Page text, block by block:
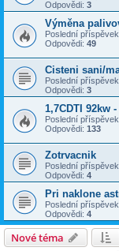
Odpovědi: 3
Výměna
Poslední
Odpovědi: 49
Cisteni sani/
Poslední
Odpovědi: 3
1,7CDTI 92kw
Poslední
Odpovědi: 133
Zotrvacnik
Poslední
Odpovědi: 4
Pri naklone
Poslední
Odpovědi: 4
Nové téma